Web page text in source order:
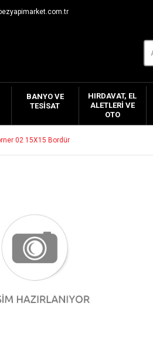
BANYO VE
TESISAT
HIRDAVAT, EL
ALETLERI VE
OTO
02 15X15 Bordür